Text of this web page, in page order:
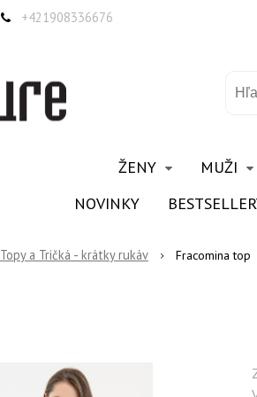
+421908336676
ŽENY
MUŽI
NOVINKY
Topy a Tričká - krátky rukáv Fracomina top